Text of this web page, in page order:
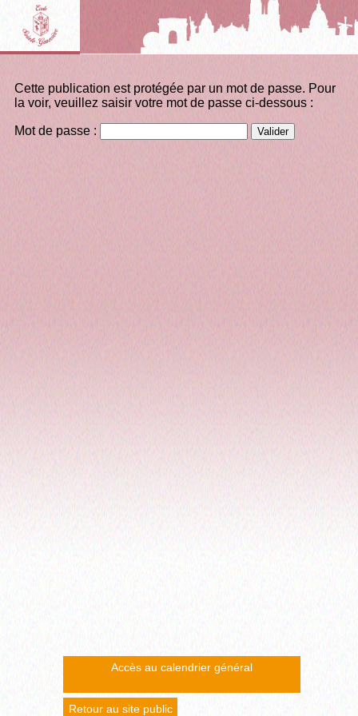
Cette publication est protégée par un mot de passe. Pour
la voir, veuillez saisir votre mot de passe ci-dessous :
Mot de passe :
Accès au calendrier général
Retour au site public